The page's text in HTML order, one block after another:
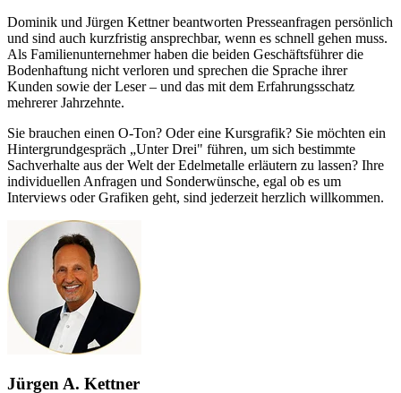
Dominik und Jürgen Kettner beantworten Presseanfragen persönlich
und sind auch kurzfristig ansprechbar, wenn es schnell gehen muss.
Als Familienunternehmer haben die beiden Geschäftsführer die
Bodenhaftung nicht verloren und sprechen die Sprache ihrer
Kunden sowie der Leser – und das mit dem Erfahrungsschatz
mehrerer Jahrzehnte.
Sie brauchen einen O-Ton? Oder eine Kursgrafik? Sie möchten ein
Hintergrundgespräch „Unter Drei" führen, um sich bestimmte
Sachverhalte aus der Welt der Edelmetalle erläutern zu lassen? Ihre
individuellen Anfragen und Sonderwünsche, egal ob es um
Interviews oder Grafiken geht, sind jederzeit herzlich willkommen.
Jürgen A. Kettner